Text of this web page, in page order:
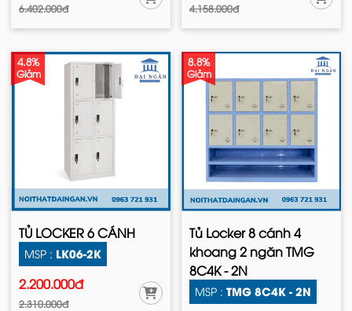
6.402.000đ 4.158.000đ
4.8%
Giảm
TỦ LOCKER 6 CÁNH
MSP : LK06-2K
2.200.000đ
2.310.000đ
8.8%
Giảm
Tủ Locker 8 cánh 4
khoang 2 ngăn TMG
8C4K - 2N
MSP : TMG 8C4K - 2N